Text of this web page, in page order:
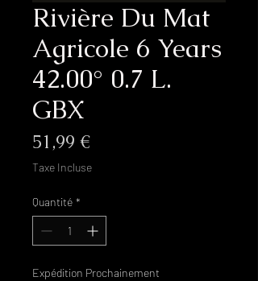
Rivière Du Mat
Agricole 6 Years
42.00° 0.7 L.
GBX
51,99 €Prix
Taxe Incluse
Quantité *
Expédition Prochainement